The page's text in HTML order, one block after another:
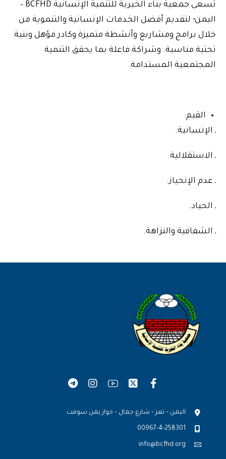
تسعى جمعية بناء الخيرية للتنمية الإنسانية BCFHD –
اليمن؛ لتقديم أفضل الخدمات الإنسانية والتنموية من
خلال برامج ومشاريع وأنشطة متميزة وكادر مؤهل وبنية
تحتية مناسبة. وشراكة فاعلة بما يحقق التنمية
المجتمعية المستدامة.
القيم:
ـ الإنسانية.
ـ الاستقلالية.
ـ عدم الإنحياز.
ـ الحياد.
ـ الشفافية والنزاهة.
اليمن – تعز – شارع جمال – جوار يمن سوفت
00967-4-258301
info@bcfhd.org